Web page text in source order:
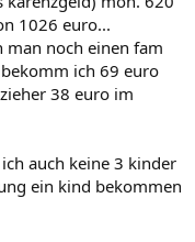
Regelsatz von 300 Euro
und dem „Budget-
des 1. Lebensjahres
1026 euro...
noch einen fam
ich 69 euro
38 euro im
auch keine 3 kinder
ein kind bekommen